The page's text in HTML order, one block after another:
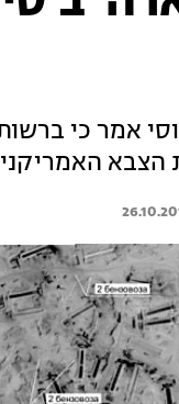
אמר כי
הצבא